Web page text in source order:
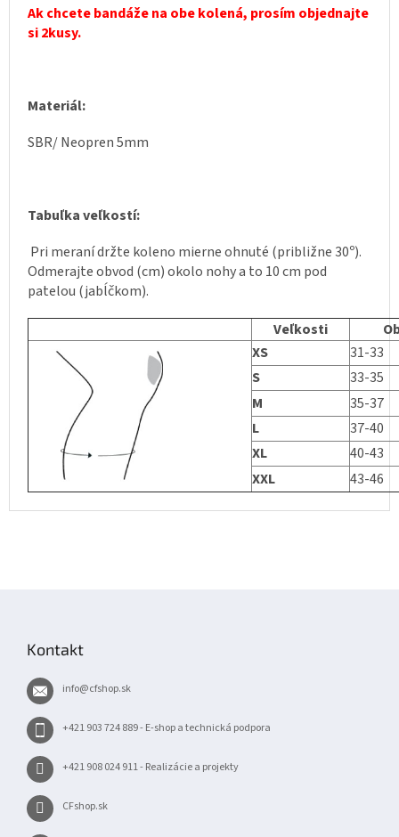
Ak chcete bandáže na obe kolená, prosím objednajte
si 2kusy.
Materiál:
SBR/ Neopren 5mm
Tabuľka veľkostí:
Pri meraní držte koleno mierne ohnuté (približne 30º).
Odmerajte obvod (cm) okolo nohy a to 10 cm pod
patelou (jabĺčkom).
Veľkosti
XS
31-33
S
33-35
M
35-37
L
37-40
XL
40-43
XXL
43-46
Kontakt
info@cfshop.sk
+421 903 724 889 - E-shop a technická podpora
+421 908 024 911 - Realizácie a projekty
CFshop.sk